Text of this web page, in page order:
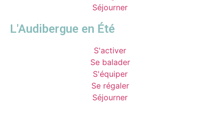
Séjourner
L'Audibergue en Été
S'activer
Se balader
S'équiper
Se régaler
Séjourner